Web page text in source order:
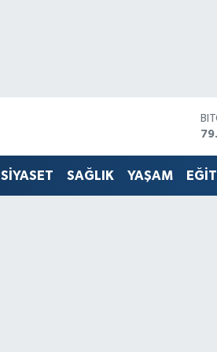
SİYASET SAĞLIK YAŞAM